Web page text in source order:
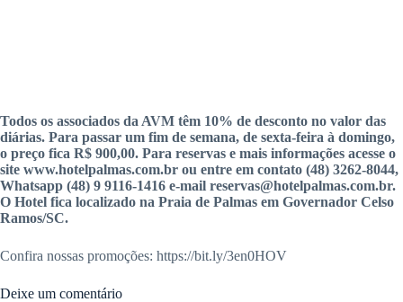
Todos os associados da AVM têm 10% de desconto no valor das
diárias. Para passar um fim de semana, de sexta-feira à domingo,
o preço fica R$ 900,00. Para reservas e mais informações acesse o
site www.hotelpalmas.com.br ou entre em contato (48) 3262-8044,
Whatsapp (48) 9 9116-1416 e-mail reservas@hotelpalmas.com.br.
O Hotel fica localizado na Praia de Palmas em Governador Celso
Ramos/SC.
Confira nossas promoções: https://bit.ly/3en0HOV
Deixe um comentário